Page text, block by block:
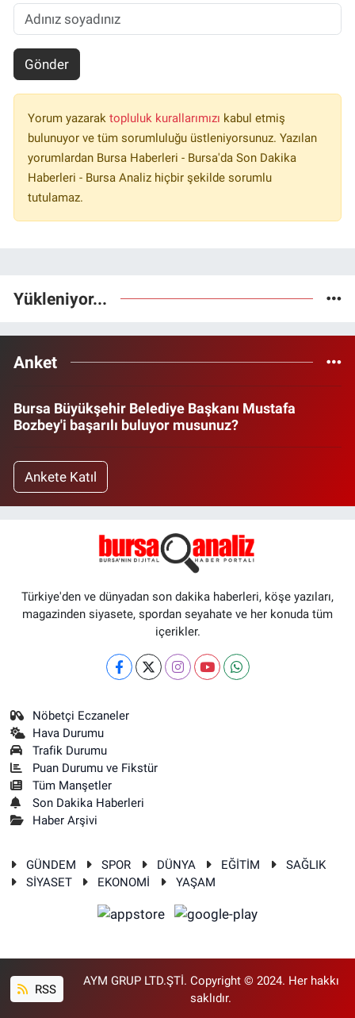
Gönder
Yorum yazarak topluluk kurallarımızı kabul etmiş
bulunuyor ve tüm sorumluluğu üstleniyorsunuz. Yazılan
yorumlardan Bursa Haberleri - Bursa'da Son Dakika
Haberleri - Bursa Analiz hiçbir şekilde sorumlu
tutulamaz.
Yükleniyor...
Anket
Bursa Büyükşehir Belediye Başkanı Mustafa
Bozbey'i başarılı buluyor musunuz?
Ankete Katıl
Türkiye'den ve dünyadan son dakika haberleri, köşe yazıları,
magazinden siyasete, spordan seyahate ve her konuda tüm
içerikler.
Nöbetçi Eczaneler
Hava Durumu
Trafik Durumu
Puan Durumu ve Fikstür
Tüm Manşetler
Son Dakika Haberleri
Haber Arşivi
GÜNDEM SPOR DÜNYA EĞİTİM
SAĞLIK
SİYASET
EKONOMİ YAŞAM
RSS
AYM GRUP LTD.ŞTİ. Copyright © 2024. Her hakkı
saklıdır.